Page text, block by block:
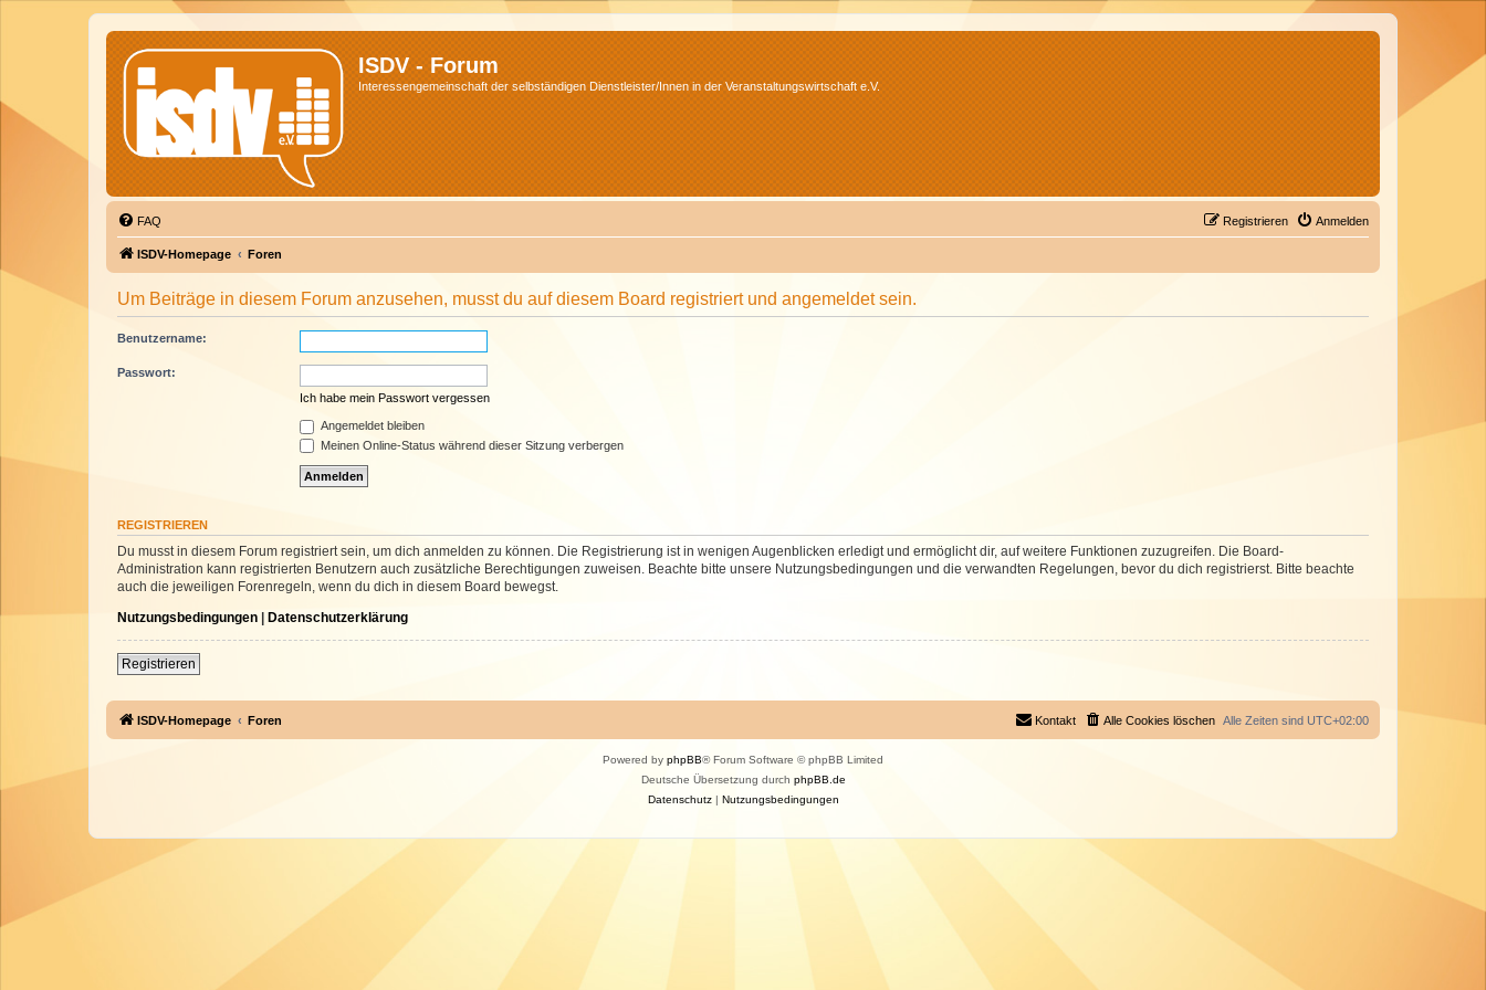
ISDV - Forum
Interessengemeinschaft der selbständigen Dienstleister/Innen in der Veranstaltungswirtschaft e.V.
FAQ Anmelden
Registrieren
ISDV-Homepage Foren
Um Beiträge in diesem Forum anzusehen, musst du auf diesem Board registriert und angemeldet sein.
Benutzername:
Passwort:
Ich habe mein Passwort vergessen
Angemeldet bleiben
Meinen Online-Status während dieser Sitzung verbergen
REGISTRIEREN
Du musst in diesem Forum registriert sein, um dich anmelden zu können. Die Registrierung ist in wenigen Augenblicken erledigt und ermöglicht dir, auf weitere Funktionen zuzugreifen. Die Board-
Administration kann registrierten Benutzern auch zusätzliche Berechtigungen zuweisen. Beachte bitte unsere Nutzungsbedingungen und die verwandten Regelungen, bevor du dich registrierst. Bitte beachte
auch die jeweiligen Forenregeln, wenn du dich in diesem Board bewegst.
Nutzungsbedingungen | Datenschutzerklärung
Registrieren
ISDV-Homepage Foren Alle Zeiten sind UTC+02:00
Alle Cookies löschen
Kontakt
Powered by phpBB® Forum Software © phpBB Limited
Deutsche Übersetzung durch phpBB.de
Datenschutz| Nutzungsbedingungen